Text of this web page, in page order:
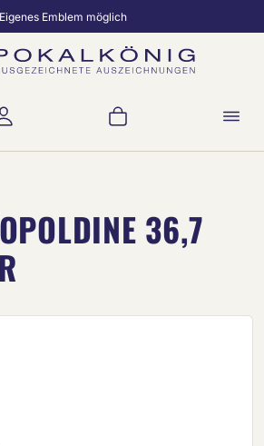
Emblem möglich
Warenkorb
36,7